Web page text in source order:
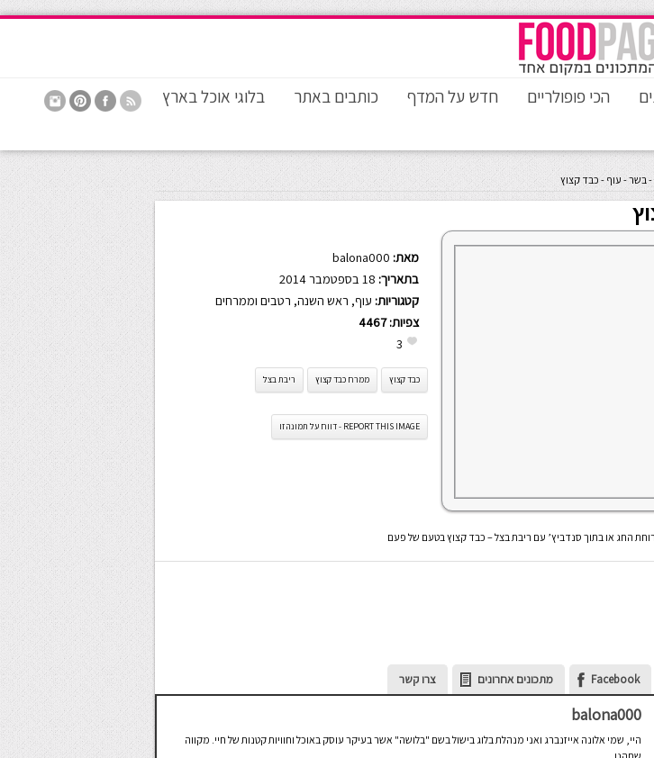
הכי פופולריים חדש על המדף כותבים באתר בלוגי אוכל בארץ
-בשר- עוף - כבד קצוץ
מאת: balona000
בתאריך:
קטגוריות: עוף, ראש השנה, רטבים וממרחים
צפיות:4467
3
כבד קצוץ ממרח כבד קצוץ ריבת בצל
REPORT THIS IMAGE - דווח על תמונה זו
החג או בתוך סנדביץ’ עם ריבת בצל – כבד קצוץ בטעם של פעם
Facebook מתכונים אחרונים צרו קשר
balona000
היי, שמי אלונה אייזנברג ואני מנהלת בלוג בישול בשם "בלושה" אשר בעיקר עוסק באוכל וחוויות קטנות של חיי. מקווה